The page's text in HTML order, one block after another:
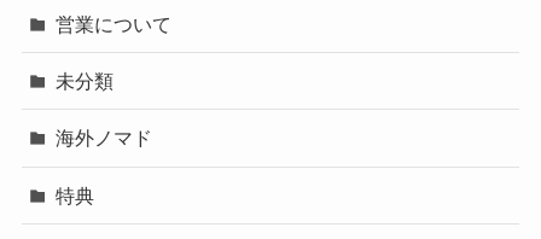
営業について
未分類
海外ノマド
特典